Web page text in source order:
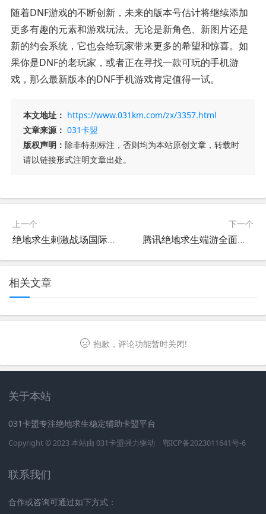
随着DNF游戏的不断创新，未来的版本号估计将继续添加
更多有趣的元素和游戏玩法。无论是新角色、新图片还是
新的约会系统，它也会给玩家带来更多的希望和惊喜。如
果你是DNF的老玩家，或者正在寻找一款可玩的手机游
戏，那么最新版本的DNF手机游戏肯定值得一试。
本文地址： https://www.031km.com/zx/3357.html
文章来源： 031卡盟
版权声明： 除非特别标注，否则均为本站原创文章，转载时
请以链接形式注明文章出处。
上一个
绝地求生剌激战场国际服最新资讯-绝地求生剌激战场国际服下载与玩法详解
下一个
腾讯绝地求生端游全面解析-腾讯绝地求生端游玩法与技巧全攻略
相关文章
抱歉，评论功能暂时关闭!
关于本站
031卡盟专注绝地求生稳定辅助卡盟平台
Copyright © 2023 本站由 031卡盟强力驱动 鄂ICP备2023011641号-6
联系我们
合作或咨询可通过如下方式：